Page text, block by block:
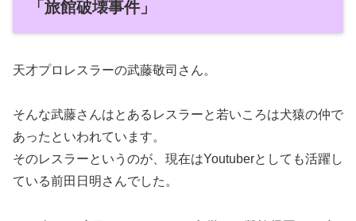
「旅館破壊事件」
天才プロレスラーの武藤敬司さん。
そんな武藤さんはとあるレスラーと若いころは犬猿の仲で
あったといわれています。
そのレスラーというのが、現在はYoutuberとしても活躍し
ている前田日明さんでした。